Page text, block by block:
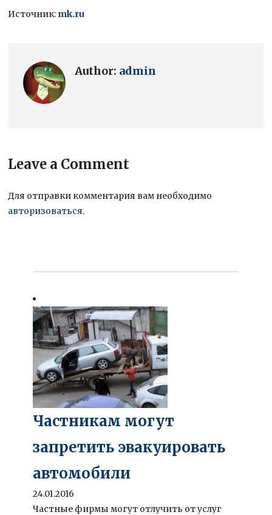
Источник: mk.ru
Author: admin
Leave a Comment
Для отправки комментария вам необходимо
авторизоваться.
Частникам могут
запретить эвакуировать
автомобили
24.01.2016
Частные фирмы могут отлучить от услуг